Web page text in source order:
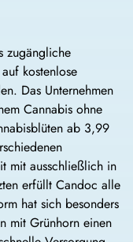
zugängliche
kostenlose
Das Unternehmen
Cannabis ohne
ab 3,99
mit ausschließlich in
erfüllt Candoc alle
hat sich besonders
mit Grünhorn einen